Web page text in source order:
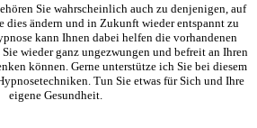
Sie wahrscheinlich auch zu denjenigen, auf
dies ändern und in Zukunft wieder entspannt zu
kann Ihnen dabei helfen die vorhandenen
wieder ganz ungezwungen und befreit an Ihren
können. Gerne unterstütze ich Sie bei diesem
Tun Sie etwas für Sich und Ihre
eigene Gesundheit.